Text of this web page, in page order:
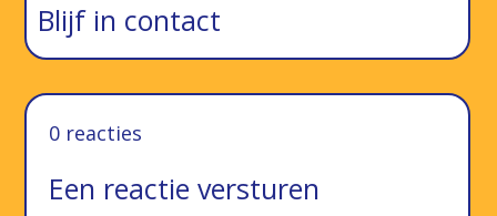
Blijf in contact
0 reacties
Een reactie versturen